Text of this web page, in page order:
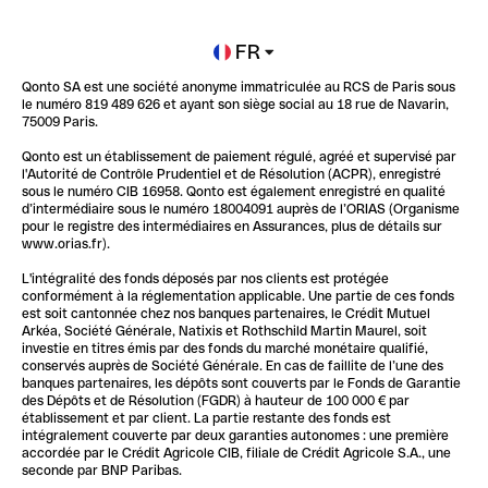
Glossaire finance
FR
Qonto SA est une société anonyme immatriculée au RCS de Paris sous
le numéro 819 489 626 et ayant son siège social au 18 rue de Navarin,
75009 Paris.
Qonto est un établissement de paiement régulé, agréé et supervisé par
l'Autorité de Contrôle Prudentiel et de Résolution (ACPR), enregistré
sous le numéro CIB 16958. Qonto est également enregistré en qualité
d’intermédiaire sous le numéro 18004091 auprès de l’ORIAS (Organisme
pour le registre des intermédiaires en Assurances, plus de détails sur
www.orias.fr).
L'intégralité des fonds déposés par nos clients est protégée
conformément à la réglementation applicable. Une partie de ces fonds
est soit cantonnée chez nos banques partenaires, le Crédit Mutuel
Arkéa, Société Générale, Natixis et Rothschild Martin Maurel, soit
investie en titres émis par des fonds du marché monétaire qualifié,
conservés auprès de Société Générale. En cas de faillite de l’une des
banques partenaires, les dépôts sont couverts par le Fonds de Garantie
des Dépôts et de Résolution (FGDR) à hauteur de 100 000 € par
établissement et par client. La partie restante des fonds est
intégralement couverte par deux garanties autonomes : une première
accordée par le Crédit Agricole CIB, filiale de Crédit Agricole S.A., une
seconde par BNP Paribas.